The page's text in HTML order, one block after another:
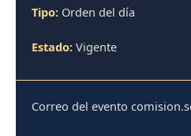
Tipo: Orden del día
Estado: Vigente
Correo del evento